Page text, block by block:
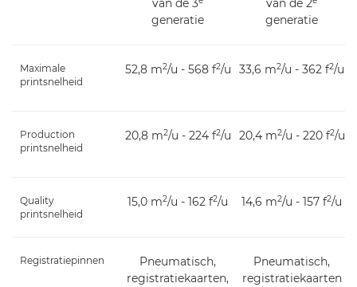
van de 3
generatie
van de 2
generatie
Maximale
printsnelheid
52,8 m2/u - 568 f2/u 33,6 m2/u - 362 f2/u
Production
printsnelheid
20,8 m2/u - 224 f2/u 20,4 m2/u - 220 f2/u
Quality
printsnelheid
15,0 m2/u - 162 f2/u 14,6 m2/u - 157 f2/u
Registratiepinnen
Pneumatisch,
registratiekaarten,
Pneumatisch,
registratiekaarten